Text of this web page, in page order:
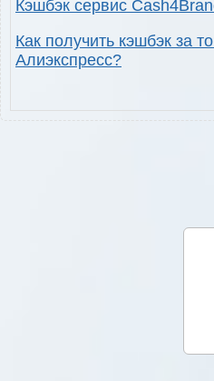
Кэшбэк сервис
Как получить кэшбэк за
Алиэкспресс?